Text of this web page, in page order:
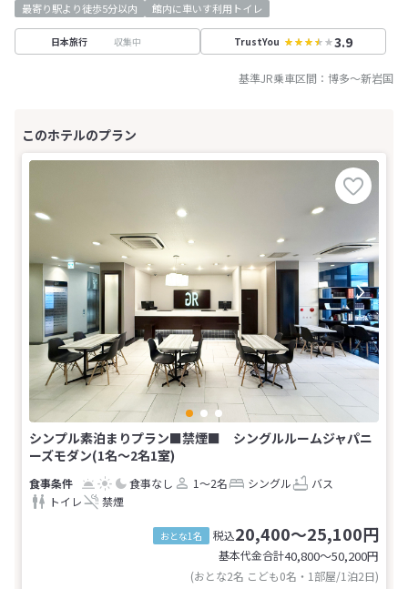
最寄り駅より徒歩5分以内
館内に車いす利用トイレ
日本旅行 収集中 TrustYou 3.9
基準JR乗車区間： 博多～新岩国
シンプル素泊まりプラン■禁煙■ シングルルームジャパニ
ーズモダン(1名～2名1室)
食事なし 1～2名 シングル
バス
トイレ
禁煙
おとな1名 税込20,400～25,100円
基本代金合計40,800〜50,200円
(おとな2名 こども0名・1部屋/1泊2日)